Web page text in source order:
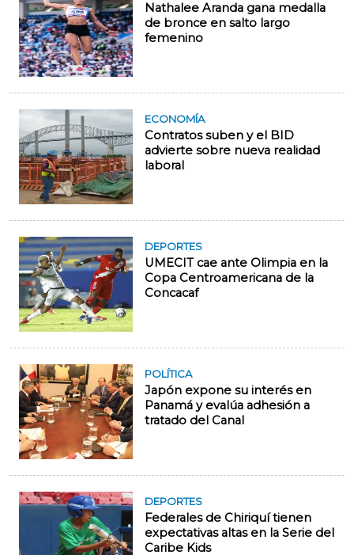
Nathalee Aranda gana medalla
de bronce en salto largo
femenino
ECONOMÍA
Contratos suben y el BID
advierte sobre nueva realidad
laboral
DEPORTES
UMECIT cae ante Olimpia en la
Copa Centroamericana de la
Concacaf
POLÍTICA
Japón expone su interés en
Panamá y evalúa adhesión a
tratado del Canal
DEPORTES
Federales de Chiriquí tienen
expectativas altas en la Serie del
Caribe Kids